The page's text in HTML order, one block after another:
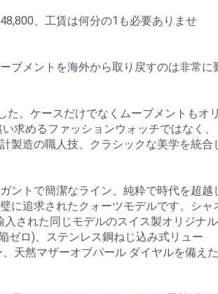
、工賃は何分の1も必要ありませ
ブメントを海外から取り戻すのは非常に
た。ケースだけでなくムーブメントもオリ
求めるファッションウォッチではなく、
製造の職人技、クラシックな美学を統合
ントで簡潔なライン、純粋で時代を超越
に追求されたクォーツモデルです。シャ
された同じモデルのスイス製オリジナル
ゼロ)、ステンレス鋼ねじ込み式リュー
天然マザーオブパール ダイヤルを備えた